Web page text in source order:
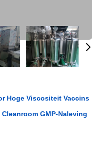
Hoge Viscositeit Vaccins
GMP-Naleving